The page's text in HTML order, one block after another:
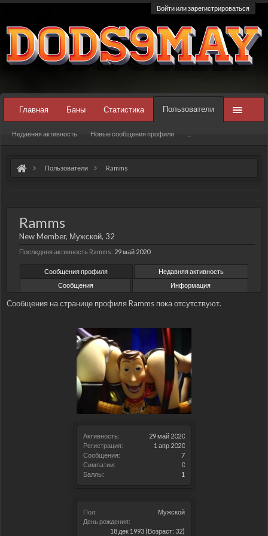
Войти или зарегистрироваться
Пользователи Ramms
Активность:
29 май 2020
Регистрация:
1 апр 2020
Сообщения:
7
Симпатии:
0
Баллы:
1
Пол:
Мужской
День рождения:
18 дек 1993 (Возраст: 32)
Ramms
New Member, Мужской, 32
Последняя активность Ramms: 29 май 2020
Сообщения профиля
Недавняя активность
Сообщения
Информация
Сообщения на странице профиля Ramms пока отсутствуют.
Главная Баны Статистика Пользователи
Недавняя активность Новые сообщения профиля